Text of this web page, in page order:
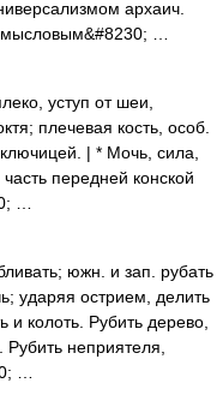
архаич.
…
уступ от шеи,
плечевая кость, особ.
| * Мочь, сила,
передней конской
…
южн. и зап. рубать
ударяя острием, делить
и колоть. Рубить дерево,
Рубить неприятеля,
…